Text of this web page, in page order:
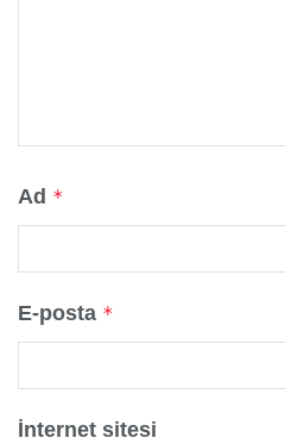
Ad *
E-posta *
İnternet sitesi